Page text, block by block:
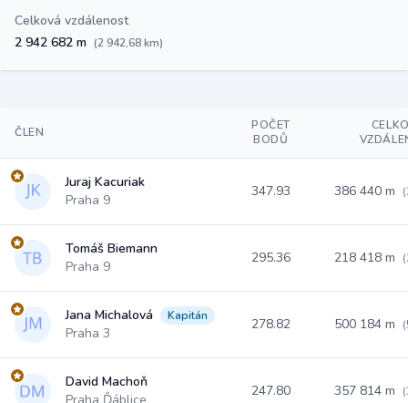
Celková vzdálenost
2 942 682 m (2 942,68 km)
ČLEN
POČET
BODŮ
Juraj Kacuriak
Praha 9
347.93 386 440 m
Tomáš Biemann
Praha 9
295.36 218 418 m
Jana Michalová Kapitán
Praha 3
278.82 500 184 m
David Machoň
247.80 357 814 m